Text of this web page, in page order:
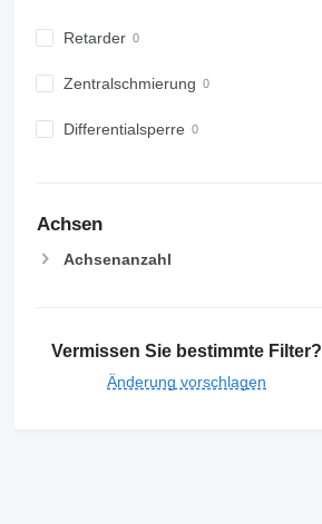
Retarder
Zentralschmierung
Differentialsperre
Achsen
Achsenanzahl
Vermissen Sie bestimmte Filter?
Änderung vorschlagen